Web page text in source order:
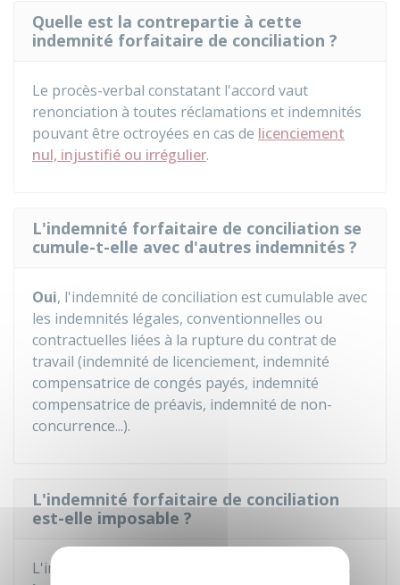
Quelle est la contrepartie à cette
indemnité forfaitaire de conciliation ?
Le procès-verbal constatant l'accord vaut
renonciation à toutes réclamations et indemnités
pouvant être octroyées en cas de licenciement
nul, injustifié ou irrégulier.
L'indemnité forfaitaire de conciliation se
cumule-t-elle avec d'autres indemnités ?
Oui, l'indemnité de conciliation est cumulable avec
les indemnités légales, conventionnelles ou
contractuelles liées à la rupture du contrat de
travail (indemnité de licenciement, indemnité
compensatrice de congés payés, indemnité
compensatrice de préavis, indemnité de non-
concurrence...).
L'indemnité forfaitaire de conciliation
est-elle imposable ?
L'indemnité forfaitaire de conciliation
n'est pas